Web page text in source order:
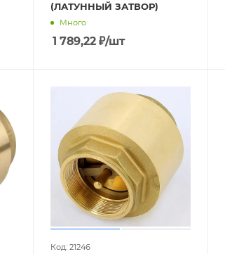
(ЛАТУННЫЙ ЗАТВОР)
Много
1 789,22 ₽/шт
Код: 21246